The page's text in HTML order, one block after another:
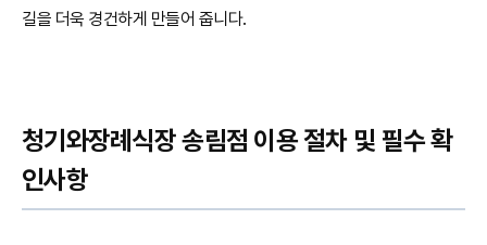
길을 더욱 경건하게 만들어 줍니다.
청기와장례식장 송림점 이용 절차 및 필수 확
인사항